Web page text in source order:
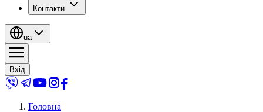
Контакти
ua
Вхід
Головна